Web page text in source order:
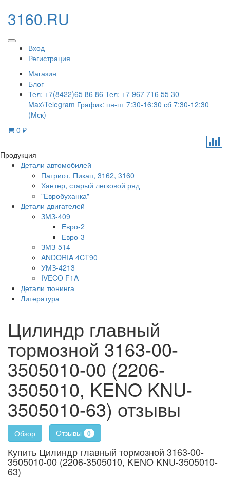
3160.RU
Вход
Регистрация
Магазин
Блог
Тел: +7(8422)65 86 86 Тел: +7 967 716 55 30
Max\Telegram График: пн-пт 7:30-16:30 сб 7:30-12:30
(Мск)
0 ₽
Продукция
Детали автомобилей
Патриот, Пикап, 3162, 3160
Хантер, старый легковой ряд
"Евробуханка"
Детали двигателей
ЗМЗ-409
Евро-2
Евро-3
ЗМЗ-514
ANDORIA 4CT90
УМЗ-4213
IVECO F1A
Детали тюнинга
Литература
Цилиндр главный
тормозной 3163-00-
3505010-00 (2206-
3505010, KENO KNU-
3505010-63) отзывы
Обзор Отзывы 0
Купить Цилиндр главный тормозной 3163-00-
3505010-00 (2206-3505010, KENO KNU-3505010-
63)